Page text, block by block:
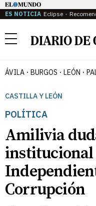
ES NOTICIA Eclipse
Menú
ÁVILA BURGOS LEÓN
CASTILLA Y LEÓN
POLÍTICA
Amilivia
institucional
Corrupción